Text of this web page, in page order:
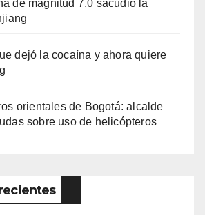
de magnitud 7,0 sacudió la
dejó la cocaína y ahora quiere
orientales de Bogotá: alcalde
sobre uso de helicópteros